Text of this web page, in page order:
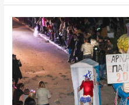
τον
Κουδουνά,
στην
Πρίγκηπο